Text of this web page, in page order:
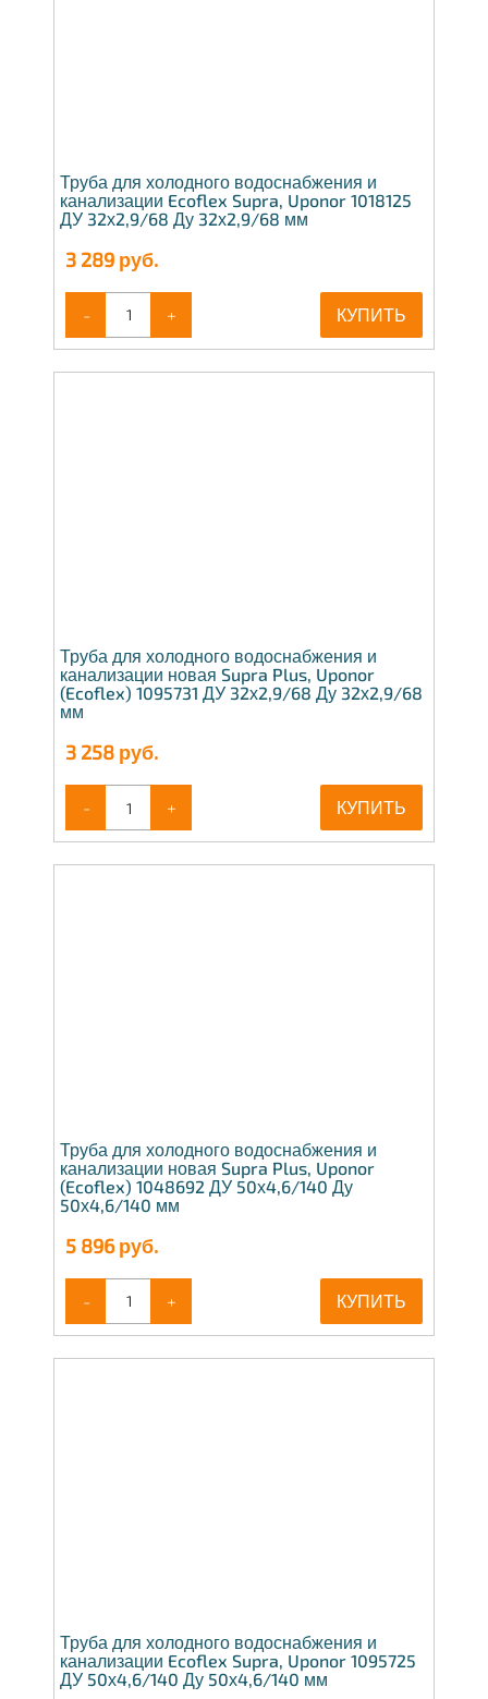
Труба для холодного водоснабжения и
канализации Ecoflex Supra, Uponor 1018125
ДУ 32х2,9/68 Ду 32х2,9/68 мм
3 289 руб.
- + КУПИТЬ
Труба для холодного водоснабжения и
канализации новая Supra Plus, Uponor
(Ecoflex) 1095731 ДУ 32х2,9/68 Ду 32х2,9/68
мм
3 258 руб.
- + КУПИТЬ
Труба для холодного водоснабжения и
канализации новая Supra Plus, Uponor
(Ecoflex) 1048692 ДУ 50х4,6/140 Ду
50х4,6/140 мм
5 896руб.
- + КУПИТЬ
Труба для холодного водоснабжения и
канализации Ecoflex Supra, Uponor 1095725
ДУ 50х4,6/140 Ду 50х4,6/140 мм